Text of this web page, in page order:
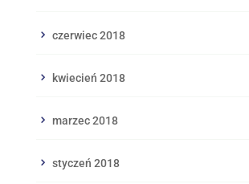
czerwiec 2018
kwiecień 2018
marzec 2018
styczeń 2018